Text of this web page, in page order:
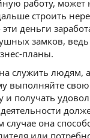
работу,
строить
эти деньги
замков,
планы.
служить людям,
выполняйте
получать
случае она
или